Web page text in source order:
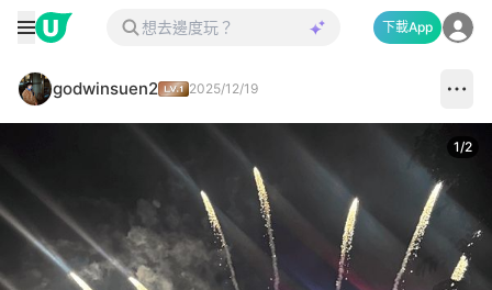
下載App
godwinsuen2 2025/12/19
1/2